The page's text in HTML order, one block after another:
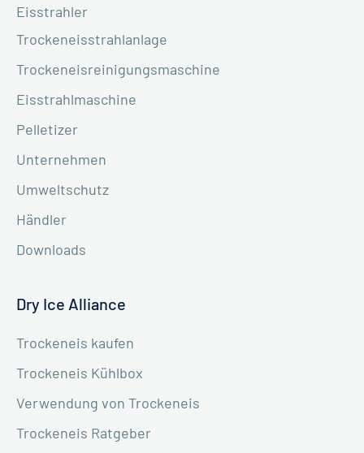
Eisstrahler
Trockeneisstrahlanlage
Trockeneisreinigungsmaschine
Eisstrahlmaschine
Pelletizer
Unternehmen
Umweltschutz
Händler
Downloads
Dry Ice Alliance
Trockeneis kaufen
Trockeneis Kühlbox
Verwendung von Trockeneis
Trockeneis Ratgeber